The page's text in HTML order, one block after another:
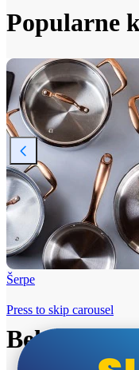
Popularne
Šerpe
Beko i Tesla
Press to skip carousel